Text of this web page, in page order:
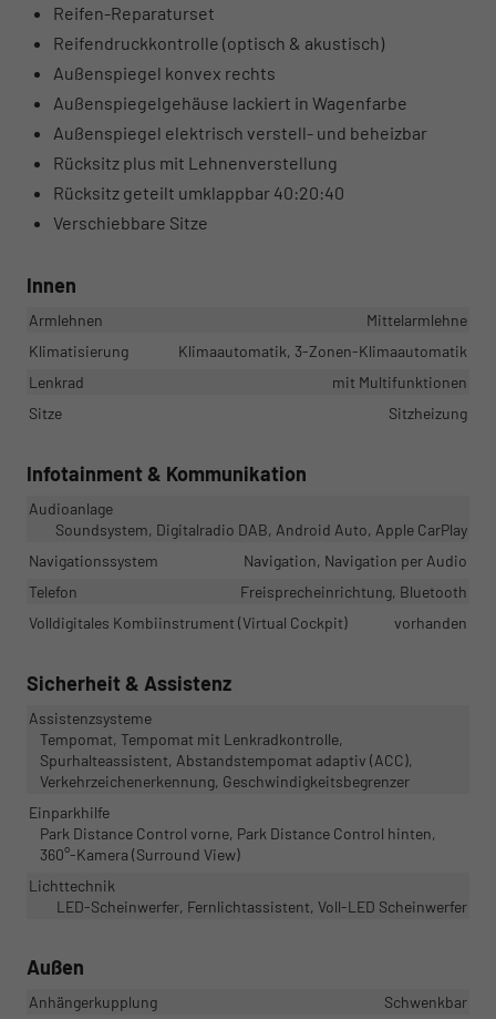
Reifen-Reparaturset
Reifendruckkontrolle (optisch & akustisch)
Außenspiegel konvex rechts
Außenspiegelgehäuse lackiert in Wagenfarbe
Außenspiegel elektrisch verstell- und beheizbar
Rücksitz plus mit Lehnenverstellung
Rücksitz geteilt umklappbar 40:20:40
Verschiebbare Sitze
Innen
Armlehnen
Mittelarmlehne
Klimatisierung
Klimaautomatik, 3-Zonen-Klimaautomatik
Lenkrad
mit Multifunktionen
Sitze
Sitzheizung
Infotainment & Kommunikation
Audioanlage
Soundsystem, Digitalradio DAB, Android Auto, Apple CarPlay
Navigationssystem
Navigation, Navigation per Audio
Telefon
Freisprecheinrichtung, Bluetooth
Volldigitales Kombiinstrument (Virtual Cockpit)
vorhanden
Sicherheit & Assistenz
Assistenzsysteme
Tempomat, Tempomat mit Lenkradkontrolle,
Spurhalteassistent, Abstandstempomat adaptiv (ACC),
Verkehrzeichenerkennung, Geschwindigkeitsbegrenzer
Einparkhilfe
Park Distance Control vorne, Park Distance Control hinten,
360°-Kamera (Surround View)
Lichttechnik
LED-Scheinwerfer, Fernlichtassistent, Voll-LED Scheinwerfer
Außen
Anhängerkupplung Schwenkbar